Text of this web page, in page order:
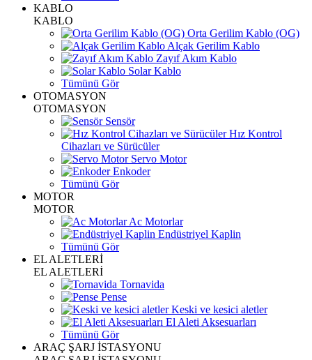
KABLO
KABLO
Orta Gerilim Kablo (OG)
Alçak Gerilim Kablo
Zayıf Akım Kablo
Solar Kablo
Tümünü Gör
OTOMASYON
OTOMASYON
Sensör
Hız Kontrol
Cihazları ve Sürücüler
Servo Motor
Enkoder
Tümünü Gör
MOTOR
MOTOR
Ac Motorlar
Endüstriyel Kaplin
Tümünü Gör
EL ALETLERİ
EL ALETLERİ
Tornavida
Pense
Keski ve kesici aletler
El Aleti Aksesuarları
Tümünü Gör
ARAÇ ŞARJ İSTASYONU